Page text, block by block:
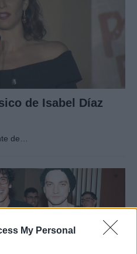
My Personal
de Isabel Díaz
de…